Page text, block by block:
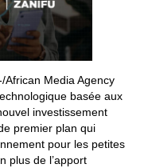
African Media Agency
basée aux
investissement
premier plan qui
pour les petites
plus de l’apport